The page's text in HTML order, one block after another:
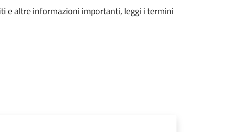
e altre informazioni importanti, leggi i termini